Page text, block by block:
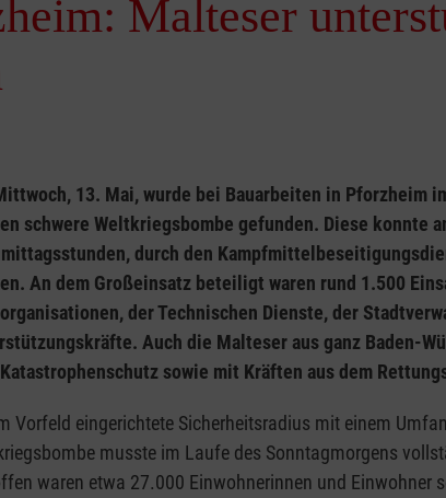
Malteser
13. Mai, wurde bei Bauarbeiten in Pforzheim
schwere Weltkriegsbombe gefunden. Diese konnte
durch den
An dem Großeinsatz beteiligt waren rund 1.500
der Technischen Dienste, der
Auch die Malteser aus ganz Baden-
sowie mit Kräften aus dem
Vorfeld eingerichtete Sicherheitsradius mit einem
musste im Laufe des Sonntagmorgens
waren etwa 27.000 Einwohnerinnen und Einwohner